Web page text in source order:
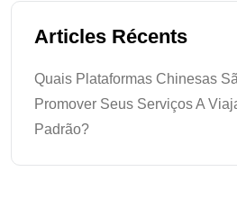
Articles Récents
Quais Plataformas Chinesas
Promover Seus Serviços A
Padrão?